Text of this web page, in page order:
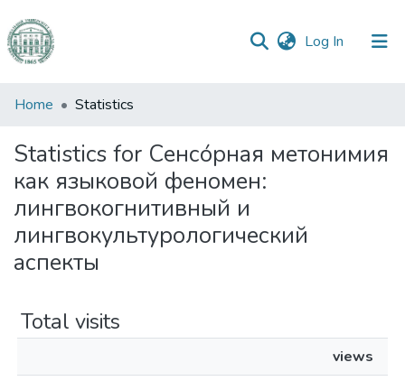
Log In (current)
Communities
Collections
All of DSpace
Home Statistics
Statistics for Сенсо́рная метонимия
как языковой феномен:
лингвокогнитивный и
лингвокультурологический
аспекты
Total visits
views